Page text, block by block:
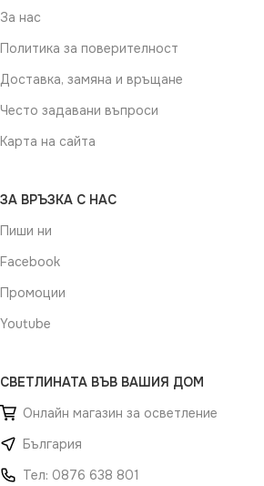
За нас
Политика за поверителност
Доставка, замяна и връщане
Често задавани въпроси
Карта на сайта
ЗА ВРЪЗКА С НАС
Пиши ни
Facebook
Промоции
Youtube
СВЕТЛИНАТА ВЪВ ВАШИЯ ДОМ
Онлайн магазин за осветление
България
Тел: 0876 638 801